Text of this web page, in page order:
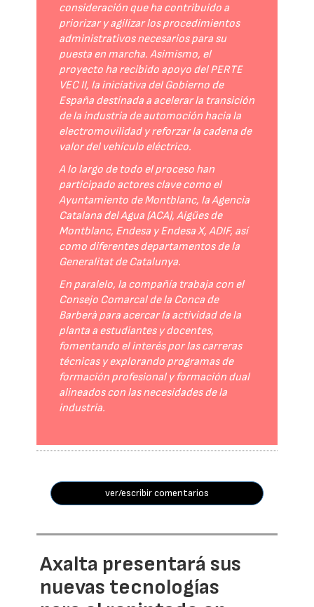
consideración que ha contribuido a
priorizar y agilizar los procedimientos
administrativos necesarios para su
puesta en marcha. Asimismo, el
proyecto ha recibido apoyo del PERTE
VEC II, la iniciativa del Gobierno de
España destinada a acelerar la transición
de la industria de automoción hacia la
electromovilidad y reforzar la cadena de
valor del vehículo eléctrico.
A lo largo de todo el proceso han
participado actores clave como el
Ayuntamiento de Montblanc, la Agencia
Catalana del Agua (ACA), Aigües de
Montblanc, Endesa y Endesa X, ADIF, así
como diferentes departamentos de la
Generalitat de Catalunya.
En paralelo, la compañía trabaja con el
Consejo Comarcal de la Conca de
Barberà para acercar la actividad de la
planta a estudiantes y docentes,
fomentando el interés por las carreras
técnicas y explorando programas de
formación profesional y formación dual
alineados con las necesidades de la
industria.
ver/escribir comentarios
Axalta presentará sus
nuevas tecnologías